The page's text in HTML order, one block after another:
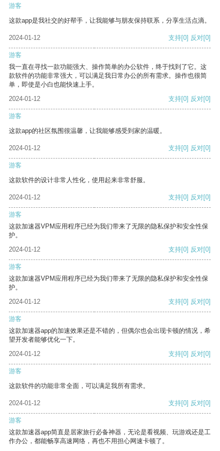
游客
这款app是我社交的好帮手，让我能够与朋友保持联系，分享生活点滴。
2024-01-12 支持[0] 反对[0]
游客
我一直在寻找一款功能强大、操作简单的办公软件，终于找到了它。这
款软件的功能非常强大，可以满足我日常办公的所有需求。操作也很简
单，即使是小白也能快速上手。
2024-01-12
支持[0] 反对[0]
游客
这款app的社区氛围很温馨，让我能够感受到家的温暖。
2024-01-12 支持[0] 反对[0]
游客
这款软件的设计非常人性化，使用起来非常舒服。
2024-01-12 支持[0] 反对[0]
游客
这款加速器VPM应用程序已经为我们带来了无限的隐私保护和安全性保
护。
2024-01-12
支持[0] 反对[0]
游客
这款加速器VPM应用程序已经为我们带来了无限的隐私保护和安全性保
护。
2024-01-12
支持[0] 反对[0]
游客
这款加速器app的加速效果还是不错的，但偶尔也会出现卡顿的情况，希
望开发者能够优化一下。
2024-01-12
支持[0] 反对[0]
游客
这款软件的功能非常全面，可以满足我所有需求。
2024-01-12 支持[0] 反对[0]
游客
这款加速器app简直是居家旅行必备神器，无论是看视频、玩游戏还是工
作办公，都能畅享高速网络，再也不用担心网速卡顿了。